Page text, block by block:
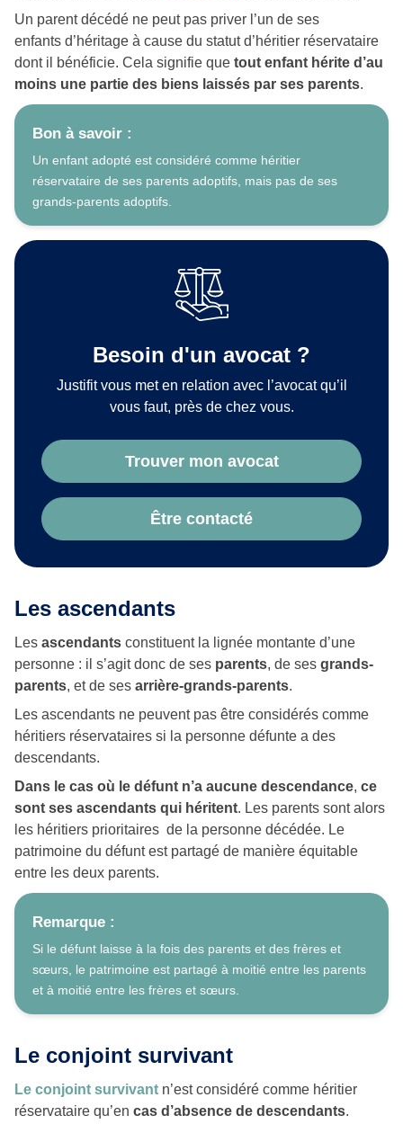
Un parent décédé ne peut pas priver l’un de ses
enfants d’héritage à cause du statut d’héritier réservataire
dont il bénéficie. Cela signifie que tout enfant hérite d’au
moins une partie des biens laissés par ses parents.
Bon à savoir :
Un enfant adopté est considéré comme héritier
réservataire de ses parents adoptifs, mais pas de ses
grands-parents adoptifs.
Besoin d'un avocat ?
Justifit vous met en relation avec l’avocat qu’il
vous faut, près de chez vous.
Trouver mon avocat
Être contacté
Les ascendants
Les ascendants constituent la lignée montante d’une
personne : il s’agit donc de ses parents, de ses grands-
parents, et de ses arrière-grands-parents.
Les ascendants ne peuvent pas être considérés comme
héritiers réservataires si la personne défunte a des
descendants.
Dans le cas où le défunt n’a aucune descendance, ce
sont ses ascendants qui héritent. Les parents sont alors
les héritiers prioritaires de la personne décédée. Le
patrimoine du défunt est partagé de manière équitable
entre les deux parents.
Remarque :
Si le défunt laisse à la fois des parents et des frères et
sœurs, le patrimoine est partagé à moitié entre les parents
et à moitié entre les frères et sœurs.
Le conjoint survivant
Le conjoint survivant n’est considéré comme héritier
réservataire qu’en cas d’absence de descendants.